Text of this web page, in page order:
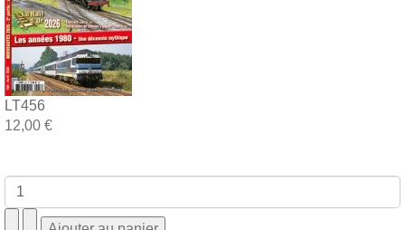
LT456
12,00 €